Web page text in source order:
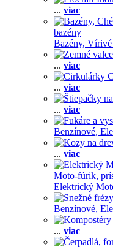
... viac
bazény
Bazény, Vírivé
... viac
... viac
... viac
Benzínové,
... viac
Moto-fúrik,
Elektrický
Benzínové,
... viac